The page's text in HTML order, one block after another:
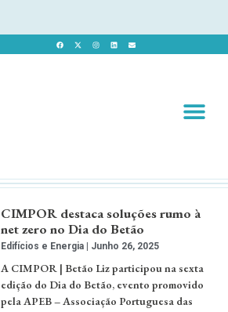
CIMPOR destaca soluções rumo à
net zero no Dia do Betão
Edifícios e Energia Junho 26, 2025
A CIMPOR | Betão Liz participou na sexta
edição do Dia do Betão, evento promovido
pela APEB – Associação Portuguesa das